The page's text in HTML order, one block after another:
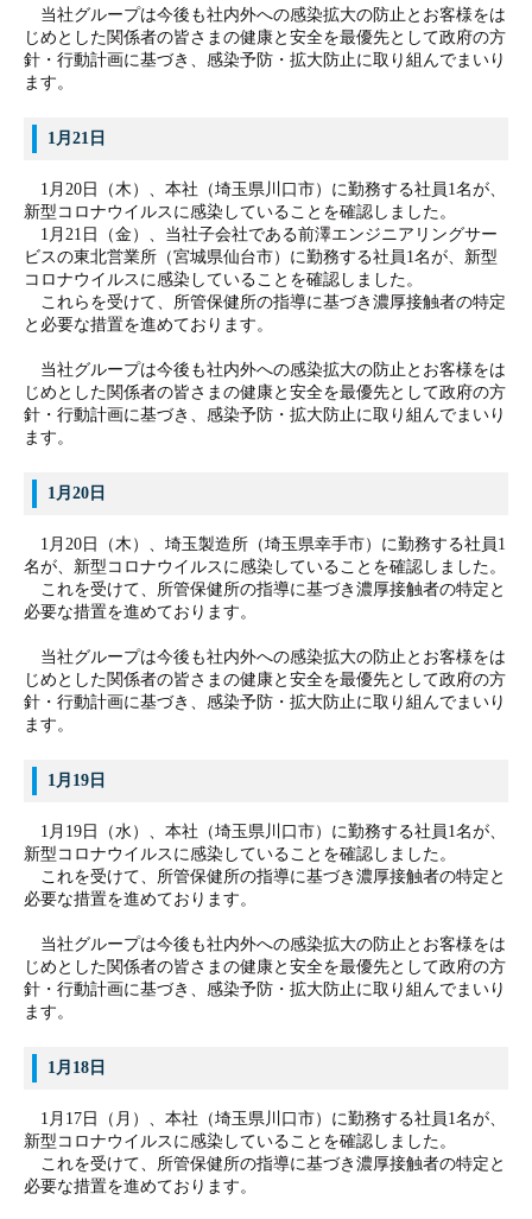
当社グループは今後も社内外への感染拡大の防止とお客様をは
じめとした関係者の皆さまの健康と安全を最優先として政府の方
針・行動計画に基づき、感染予防・拡大防止に取り組んでまいり
ます。
1月21日
1月20日（木）、本社（埼玉県川口市）に勤務する社員1名が、
新型コロナウイルスに感染していることを確認しました。
1月21日（金）、当社子会社である前澤エ ンジニアリングサー
ビスの東北営業所（宮城県仙台市）に勤務する社員1名が、新型
コロナウイルスに感染していることを確認しました。
これらを受けて、所管保健所の指導に基づき濃厚接触者の特定
と必要な措置を進めております。
当社グループは今後も社内外への感染拡大の防止とお客様をは
じめとした関係者の皆さまの健康と安全を最優先として政府の方
針・行動計画に基づき、感染予防・拡大防止に取り組んでまいり
ます。
1月20日
1月20日（木）、埼玉製造所（埼玉県幸手市）に勤務する社員1
名が、新型コロナウイルスに感染していることを確認しました。
これを受けて、所管保健所の指導に基づき濃厚接触者の特定と
必要な措置を進めております。
当社グループは今後も社内外への感染拡大の防止とお客様をは
じめとした関係者の皆さまの健康と安全を最優先として政府の方
針・行動計画に基づき、感染予防・拡大防止に取り組んでまいり
ます。
1月19日
1月19日（水）、本社（埼玉県川口市）に勤務する社員1名が、
新型コロナウイルスに感染していることを確認しました。
これを受けて、所管保健所の指導に基づき濃厚接触者の特定と
必要な措置を進めております。
当社グループは今後も社内外への感染拡大の防止とお客様をは
じめとした関係者の皆さまの健康と安全を最優先として政府の方
針・行動計画に基づき、感染予防・拡大防止に取り組んでまいり
ます。
1月18日
1月17日（月）、本社（埼玉県川口市）に勤務する社員1名が、
新型コロナウイルスに感染していることを確認しました。
これを受けて、所管保健所の指導に基づき濃厚接触者の特定と
必要な措置を進めております。